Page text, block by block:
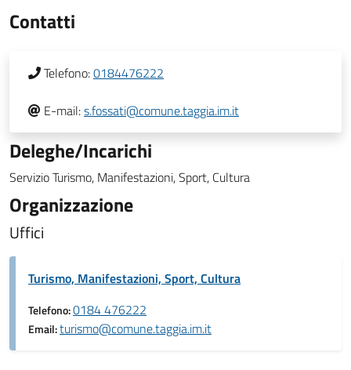
Contatti
Telefono:0184476222
E-mail:s.fossati@comune.taggia.im.it
Deleghe/Incarichi
Servizio Turismo, Manifestazioni, Sport, Cultura
Organizzazione
Uffici
Turismo, Manifestazioni, Sport, Cultura
Telefono:0184 476222
Email:turismo@comune.taggia.im.it